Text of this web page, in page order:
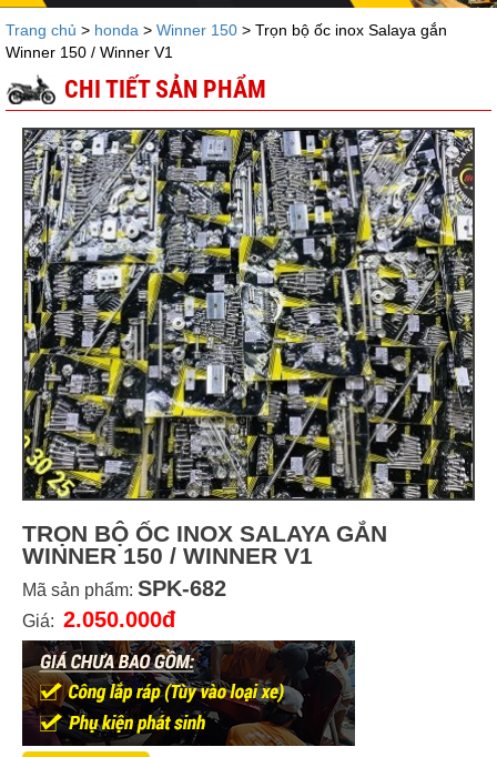
Trang chủ > honda > Winner 150 > Trọn bộ ốc inox Salaya gắn
Winner 150 / Winner V1
CHI TIẾT SẢN PHẨM
TRỌN BỘ ỐC INOX SALAYA GẮN
WINNER 150 / WINNER V1
Mã sản phẩm: SPK-682
Giá: 2.050.000đ